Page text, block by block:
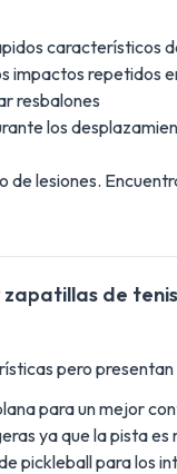
característicos
impactos repetidos
resbalones
los
lesiones.
de
pero
para un mejor
ya que la pista
pickleball para los